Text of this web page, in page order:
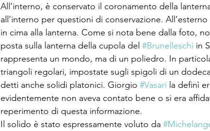
All’interno, è conservato il coronamento della
all’interno per questioni di conservazione.
in cima alla lanterna. Come si nota bene dalla foto,
posta sulla lanterna della cupola del #Brunelleschi in
rappresenta un mondo, ma di un poliedro. In
triangoli regolari, impostate sugli spigoli di un
detti anche solidi platonici. Giorgio #Vasari la definì
evidentemente non aveva contato bene o si era
reperimento di questa informazione.
Il solido è stato espressamente voluto da